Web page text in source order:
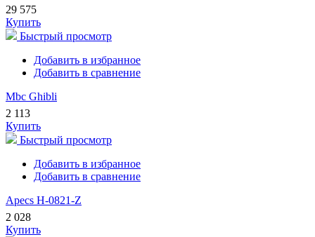
29 575
Купить
Быстрый просмотр
Добавить в избранное
Добавить в сравнение
Mbc Ghibli
2 113
Купить
Быстрый просмотр
Добавить в избранное
Добавить в сравнение
Apecs H-0821-Z
2 028
Купить